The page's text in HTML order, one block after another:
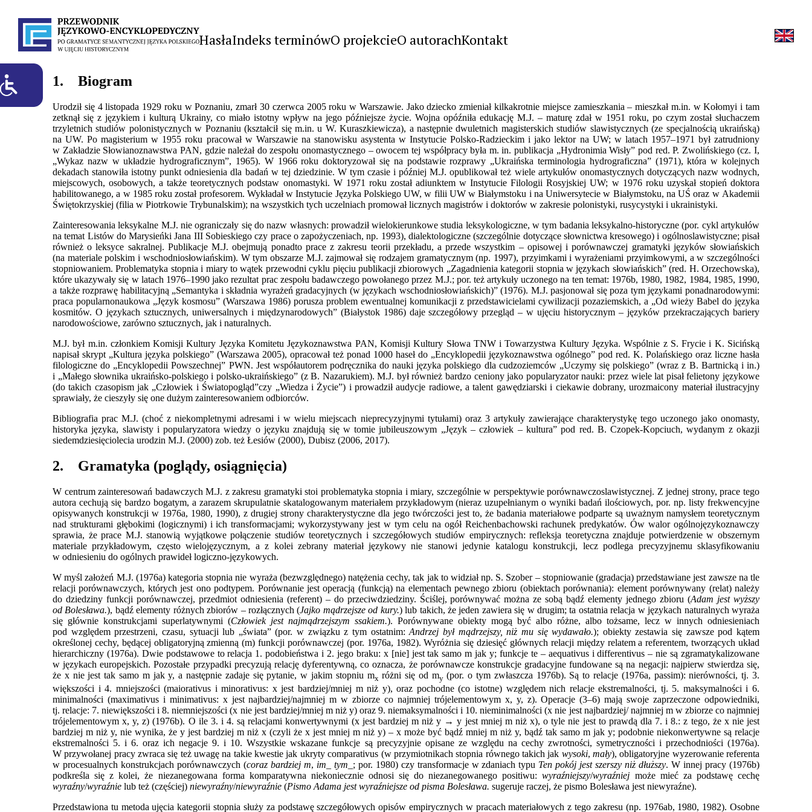
HasłaIndeks terminówO projekcieO autorachKontakt
1. Biogram
Urodził się 4 listopada 1929 roku w Poznaniu, zmarł 30 czerwca 2005 roku w Warszawie. Jako dziecko zmieniał kilkakrotnie miejsce zamieszkania – mieszkał m.in. w Kołomyi i tam
zetknął się z językiem i kulturą Ukrainy, co miało istotny wpływ na jego późniejsze życie. Wojna opóźniła edukację M.J. – maturę zdał w 1951 roku, po czym został słuchaczem
trzyletnich studiów polonistycznych w Poznaniu (kształcił się m.in. u W. Kuraszkiewicza), a następnie dwuletnich magisterskich studiów slawistycznych (ze specjalnością ukraińską)
na UW. Po magisterium w 1955 roku pracował w Warszawie na stanowisku asystenta w Instytucie Polsko-Radzieckim i jako lektor na UW; w latach 1957–1971 był zatrudniony
w Zakładzie Słowianoznawstwa PAN, gdzie należał do zespołu onomastycznego – owocem tej współpracy była m. in. publikacja „Hydronimia Wisły” pod red. P. Zwolińskiego (cz. I,
„Wykaz nazw w układzie hydrograficznym”, 1965). W 1966 roku doktoryzował się na podstawie rozprawy „Ukraińska terminologia hydrograficzna” (1971), która w kolejnych
dekadach stanowiła istotny punkt odniesienia dla badań w tej dziedzinie. W tym czasie i później M.J. opublikował też wiele artykułów onomastycznych dotyczących nazw wodnych,
miejscowych, osobowych, a także teoretycznych podstaw onomastyki. W 1971 roku został adiunktem w Instytucie Filologii Rosyjskiej UW; w 1976 roku uzyskał stopień doktora
habilitowanego, a w 1985 roku został profesorem. Wykładał w Instytucie Języka Polskiego UW, w filii UW w Białymstoku i na Uniwersytecie w Białymstoku, na UŚ oraz w Akademii
Świętokrzyskiej (filia w Piotrkowie Trybunalskim); na wszystkich tych uczelniach promował licznych magistrów i doktorów w zakresie polonistyki, rusycystyki i ukrainistyki.
Zainteresowania leksykalne M.J. nie ograniczały się do nazw własnych: prowadził wielokierunkowe studia leksykologiczne, w tym badania leksykalno-historyczne (por. cykl artykułów
na temat Listów do Marysieńki Jana III Sobieskiego czy prace o zapożyczeniach, np. 1993), dialektologiczne (szczególnie dotyczące słownictwa kresowego) i ogólnoslawistyczne; pisał
również o leksyce sakralnej. Publikacje M.J. obejmują ponadto prace z zakresu teorii przekładu, a przede wszystkim – opisowej i porównawczej gramatyki języków słowiańskich
(na materiale polskim i wschodniosłowiańskim). W tym obszarze M.J. zajmował się rodzajem gramatycznym (np. 1997), przyimkami i wyrażeniami przyimkowymi, a w szczególności
stopniowaniem. Problematyka stopnia i miary to wątek przewodni cyklu pięciu publikacji zbiorowych „Zagadnienia kategorii stopnia w językach słowiańskich” (red. H. Orzechowska),
które ukazywały się w latach 1976–1990 jako rezultat prac zespołu badawczego powołanego przez M.J.; por. też artykuły uczonego na ten temat: 1976b, 1980, 1982, 1984, 1985, 1990,
a także rozprawę habilitacyjną „Semantyka i składnia wyrażeń gradacyjnych (w językach wschodniosłowiańskich)” (1976). M.J. pasjonował się poza tym językami ponadnarodowymi:
praca popularnonaukowa „Język kosmosu” (Warszawa 1986) porusza problem ewentualnej komunikacji z przedstawicielami cywilizacji pozaziemskich, a „Od wieży Babel do języka
kosmitów. O językach sztucznych, uniwersalnych i międzynarodowych” (Białystok 1986) daje szczegółowy przegląd – w ujęciu historycznym – języków przekraczających bariery
narodowościowe, zarówno sztucznych, jak i naturalnych.
M.J. był m.in. członkiem Komisji Kultury Języka Komitetu Językoznawstwa PAN, Komisji Kultury Słowa TNW i Towarzystwa Kultury Języka. Wspólnie z S. Frycie i K. Sicińską
napisał skrypt „Kultura języka polskiego” (Warszawa 2005), opracował też ponad 1000 haseł do „Encyklopedii językoznawstwa ogólnego” pod red. K. Polańskiego oraz liczne hasła
filologiczne do „Encyklopedii Powszechnej” PWN. Jest współautorem podręcznika do nauki języka polskiego dla cudzoziemców „Uczymy się polskiego” (wraz z B. Bartnicką i in.)
i „Małego słownika ukraińsko-polskiego i polsko-ukraińskiego” (z B. Nazarukiem). M.J. był również bardzo ceniony jako popularyzator nauki: przez wiele lat pisał felietony językowe
(do takich czasopism jak „Człowiek i Światopogląd”czy „Wiedza i Życie”) i prowadził audycje radiowe, a talent gawędziarski i ciekawie dobrany, urozmaicony materiał ilustracyjny
sprawiały, że cieszyły się one dużym zainteresowaniem odbiorców.
Bibliografia prac M.J. (choć z niekompletnymi adresami i w wielu miejscach nieprecyzyjnymi tytułami) oraz 3 artykuły zawierające charakterystykę tego uczonego jako onomasty,
historyka języka, slawisty i popularyzatora wiedzy o języku znajdują się w tomie jubileuszowym „Język – człowiek – kultura” pod red. B. Czopek-Kopciuch, wydanym z okazji
siedemdziesięciolecia urodzin M.J. (2000) zob. też Łesiów (2000), Dubisz (2006, 2017).
2. Gramatyka (poglądy, osiągnięcia)
W centrum zainteresowań badawczych M.J. z zakresu gramatyki stoi problematyka stopnia i miary, szczególnie w perspektywie porównawczoslawistycznej. Z jednej strony, prace tego
autora cechują się bardzo bogatym, a zarazem skrupulatnie skatalogowanym materiałem przykładowym (nieraz uzupełnianym o wyniki badań ilościowych, por. np. listy frekwencyjne
opisywanych konstrukcji w 1976a, 1980, 1990), z drugiej strony charakterystyczne dla jego twórczości jest to, że badania materiałowe podparte są uważnym namysłem teoretycznym
nad strukturami głębokimi (logicznymi) i ich transformacjami; wykorzystywany jest w tym celu na ogół Reichenbachowski rachunek predykatów. Ów walor ogólnojęzykoznawczy
sprawia, że prace M.J. stanowią wyjątkowe połączenie studiów teoretycznych i szczegółowych studiów empirycznych: refleksja teoretyczna znajduje potwierdzenie w obszernym
materiale przykładowym, często wielojęzycznym, a z kolei zebrany materiał językowy nie stanowi jedynie katalogu konstrukcji, lecz podlega precyzyjnemu sklasyfikowaniu
w odniesieniu do ogólnych prawideł logiczno-językowych.
W myśl założeń M.J. (1976a) kategoria stopnia nie wyraża (bezwzględnego) natężenia cechy, tak jak to widział np. S. Szober – stopniowanie (gradacja) przedstawiane jest zawsze na tle
relacji porównawczych, których jest ono podtypem. Porównanie jest operacją (funkcją) na elementach pewnego zbioru (obiektach porównania): element porównywany (relat) należy
do dziedziny funkcji porównawczej, przedmiot odniesienia (referent) – do przeciwdziedziny. Ściślej, porównywać można ze sobą bądź elementy jednego zbioru (Adam jest wyższy
od Bolesława.), bądź elementy różnych zbiorów – rozłącznych (Jajko mądrzejsze od kury.) lub takich, że jeden zawiera się w drugim; ta ostatnia relacja w językach naturalnych wyraża
się głównie konstrukcjami superlatywnymi (Człowiek jest najmądrzejszym ssakiem.). Porównywane obiekty mogą być albo różne, albo tożsame, lecz w innych odniesieniach
pod względem przestrzeni, czasu, sytuacji lub „świata” (por. w związku z tym ostatnim:Andrzej był mądrzejszy, niż mu się wydawało.); obiekty zestawia się zawsze pod kątem
określonej cechy, będącej obligatoryjną zmienną (m) funkcji porównawczej (por. 1976a, 1982). Wyróżnia się dziesięć głównych relacji między relatem a referentem, tworzących układ
hierarchiczny (1976a). Dwie podstawowe to relacja 1. podobieństwa i 2. jego braku: x [nie] jest tak samo m jak y; funkcje te – aequativus i differentivus – nie są zgramatykalizowane
w językach europejskich. Pozostałe przypadki precyzują relację dyferentywną, co oznacza, że porównawcze konstrukcje gradacyjne fundowane są na negacji: najpierw stwierdza się,
że x nie jest tak samo m jak y, a następnie zadaje się pytanie, w jakim stopniu mx różni się od my(por. o tym zwłaszcza 1976b). Są to relacje (1976a, passim): nierówności, tj. 3.
większości i 4. mniejszości (maiorativus i minorativus: x jest bardziej/mniej m niż y), oraz pochodne (co istotne) względem nich relacje ekstremalności, tj. 5. maksymalności i 6.
minimalności (maximativus i minimativus: x jest najbardziej/najmniej m w zbiorze co najmniej trójelementowym x, y, z). Operacje (3–6) mają swoje zaprzeczone odpowiedniki,
tj. relacje: 7. niewiększości i 8. niemniejszości (x nie jest bardziej/mniej m niż y) oraz 9. niemaksymalności i 10. nieminimalności (x nie jest najbardziej/ najmniej m w zbiorze co najmniej
trójelementowym x, y, z) (1976b). O ile 3. i 4. są relacjami konwertywnymi (x jest bardziej m niż y → y jest mniej m niż x), o tyle nie jest to prawdą dla 7. i 8.: z tego, że x nie jest
bardziej m niż y, nie wynika, że y jest bardziej m niż x (czyli że x jest mniej m niż y) – x może być bądź mniej m niż y, bądź tak samo m jak y; podobnie niekonwertywne są relacje
ekstremalności 5. i 6. oraz ich negacje 9. i 10. Wszystkie wskazane funkcje są precyzyjnie opisane ze względu na cechy zwrotności, symetryczności i przechodniości (1976a).
W przywołanej pracy zwraca się też uwagę na takie kwestie jak ukryty comparativus (w przymiotnikach stopnia równego takich jak wysoki, mały), obligatoryjne wyzerowanie referenta
w procesualnych konstrukcjach porównawczych (coraz bardziej m, im_ tym_ ; por. 1980) czy transformacje w zdaniach typu Ten pokój jest szerszy niż dłuższy. W innej pracy (1976b)
podkreśla się z kolei, że niezanegowana forma komparatywna niekoniecznie odnosi się do niezanegowanego positiwu:wyraźniejszy/wyraźniej może mieć za podstawę cechę
wyraźny/wyraźnie lub też (częściej) niewyraźny/niewyraźnie (Pismo Adama jest wyraźniejsze od pisma Bolesława. sugeruje raczej, że pismo Bolesława jest niewyraźne).
Przedstawiona tu metoda ujęcia kategorii stopnia służy za podstawę szczegółowych opisów empirycznych w pracach materiałowych z tego zakresu (np. 1976ab, 1980, 1982). Osobne